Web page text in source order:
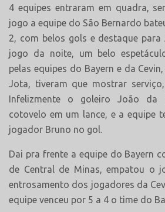
4 equipes entraram em quadra,
jogo a equipe do São Bernardo
2, com belos gols e destaque para
jogo da noite, um belo
pelas equipes do Bayern e da
Jota, tiveram que mostrar
Infelizmente o goleiro João da
cotovelo em um lance, e a equipe
jogador Bruno no gol.
Dai pra frente a equipe do Bayern
de Central de Minas, empatou o
entrosamento dos jogadores da
equipe venceu por 5 a 4 o time do